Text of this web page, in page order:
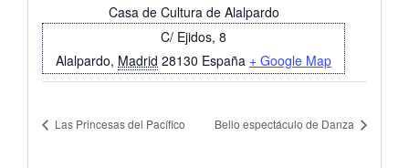
Casa de Cultura de Alalpardo
C/ Ejidos, 8
Alalpardo, Madrid 28130 España + Google Map
Las Princesas del Pacífico Bello espectáculo de Danza